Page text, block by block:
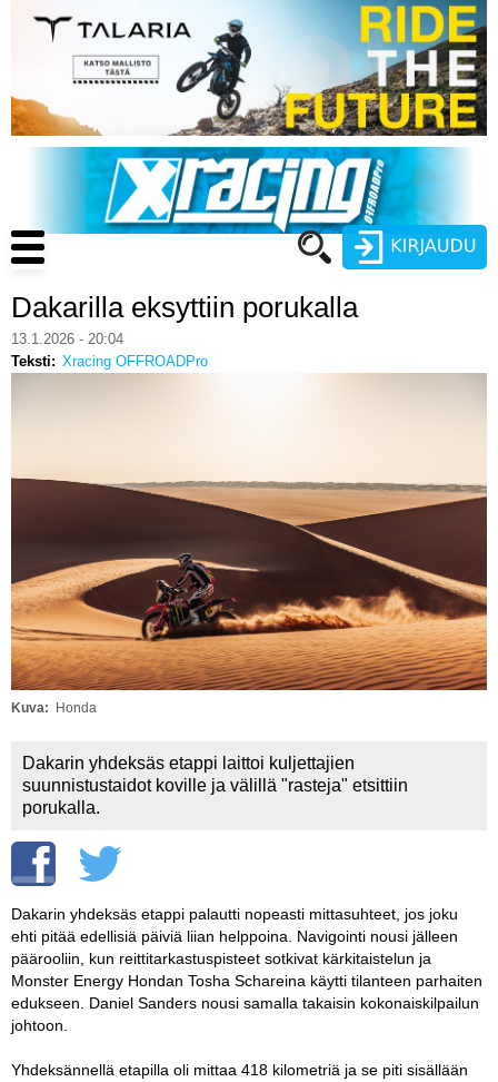
pääsisältöön
Käyttäjätunnus
Salasana
Luo uusi käyttäjätili
Vaihda salasana
Main
navigation
CROSS COUNTRY
MUUT LAJIT
YLEISTÄ ALALTA
LUE DIGILEHDET
ASIAKASPALVELU JA
MEDIATIEDOT
YHTEYSTIEDOT
Dakarilla eksyttiin porukalla
13.1.2026 - 20:04
Teksti
Xracing OFFROADPro
Kuva Honda
Dakarin yhdeksäs etappi laittoi kuljettajien
suunnistustaidot koville ja välillä "rasteja" etsittiin
porukalla.
Dakarin yhdeksäs etappi palautti nopeasti mittasuhteet, jos joku
ehti pitää edellisiä päiviä liian helppoina. Navigointi nousi jälleen
päärooliin, kun reittitarkastuspisteet sotkivat kärkitaistelun ja
Monster Energy Hondan Tosha Schareina käytti tilanteen parhaiten
edukseen. Daniel Sanders nousi samalla takaisin kokonaiskilpailun
johtoon.
Yhdeksännellä etapilla oli mittaa 418 kilometriä ja se piti sisällään